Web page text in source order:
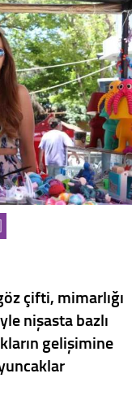
çifti, mimarlığı
nişasta bazlı
gelişimine